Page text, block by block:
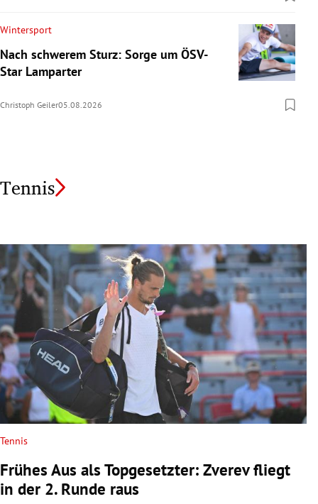
Wintersport
Nach schwerem Sturz: Sorge um ÖSV-
Star Lamparter
Christoph Geiler05.08.2026
Tennis
Tennis
Frühes Aus als Topgesetzter: Zverev fliegt
in der 2. Runde raus